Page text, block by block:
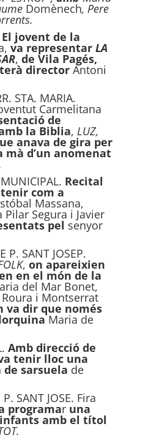
Domènech, Pere
El jovent de la
va representar LA
, de Vila Pagés,
directorAntoni
STA. MARIA.
Carmelitana
de
la Biblia, LUZ,
anava de gira per
d’un anomenat
Recital
com a
Massana,
Segura i Javier
sentats pel senyor
P. SANT JOSEP.
, on apareixien
en el món de la
del Mar Bonet,
Roura i Montserrat
va dir que només
Maria de
Amb direcció de
tenir lloc una
sarsuela de
SANT JOSE. Fira
programar una
amb el títol